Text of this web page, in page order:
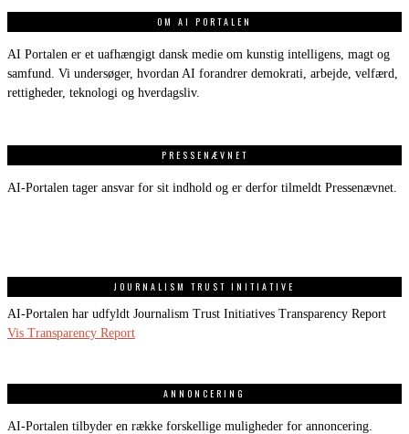
OM AI PORTALEN
AI Portalen er et uafhængigt dansk medie om kunstig intelligens, magt og
samfund. Vi undersøger, hvordan AI forandrer demokrati, arbejde, velfærd,
rettigheder, teknologi og hverdagsliv.
PRESSENÆVNET
AI-Portalen tager ansvar for sit indhold og er derfor tilmeldt Pressenævnet.
JOURNALISM TRUST INITIATIVE
AI-Portalen har udfyldt Journalism Trust Initiatives Transparency Report
Vis Transparency Report
ANNONCERING
AI-Portalen tilbyder en række forskellige muligheder for annoncering.